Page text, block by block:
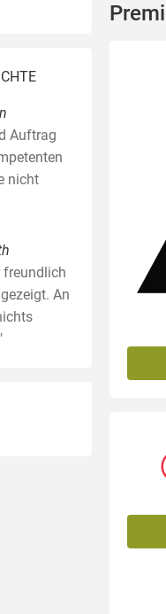
Auftrag
nicht
freundlich
An